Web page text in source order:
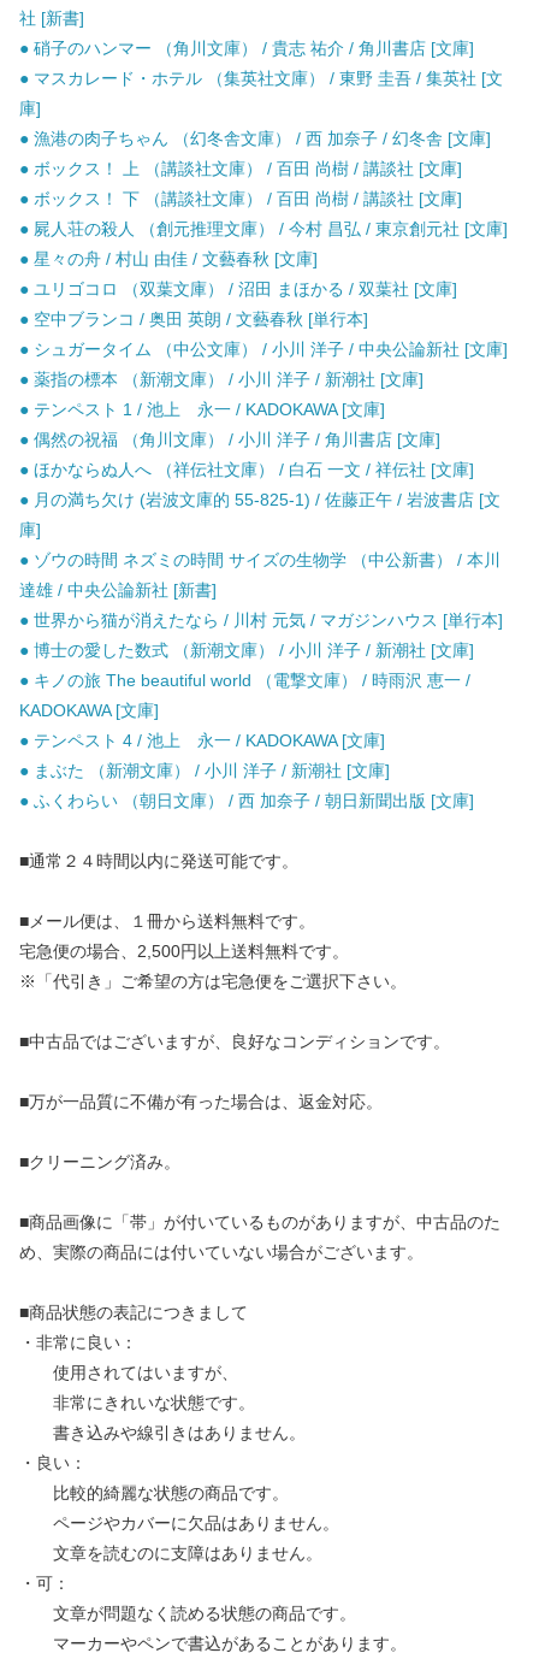
社 [新書]
● 硝子のハンマー （角川文庫） / 貴志 祐介 / 角川書店 [文庫]
● マスカレード・ホテル （集英社文庫） / 東野 圭吾 / 集英社 [文
庫]
● 漁港の肉子ちゃん （幻冬舎文庫） / 西 加奈子 / 幻冬舎 [文庫]
● ボックス！ 上 （講談社文庫） / 百田 尚樹 / 講談社 [文庫]
● ボックス！ 下 （講談社文庫） / 百田 尚樹 / 講談社 [文庫]
● 屍人荘の殺人 （創元推理文庫） / 今村 昌弘 / 東京創元社 [文庫]
● 星々の舟 / 村山 由佳 / 文藝春秋 [文庫]
● ユリゴコロ （双葉文庫） / 沼田 まほかる / 双葉社 [文庫]
● 空中ブランコ / 奥田 英朗 / 文藝春秋 [単行本]
● シュガータイム （中公文庫） / 小川 洋子 / 中央公論新社 [文庫]
● 薬指の標本 （新潮文庫） / 小川 洋子 / 新潮社 [文庫]
● テンペスト 1 / 池上 永一 / KADOKAWA [文庫]
● 偶然の祝福 （角川文庫） / 小川 洋子 / 角川書店 [文庫]
● ほかならぬ人へ （祥伝社文庫） / 白石 一文 / 祥伝社 [文庫]
● 月の満ち欠け (岩波文庫的 55-825-1) / 佐藤正午 / 岩波書店 [文
庫]
● ゾウの時間 ネズミの時間 サイズの生物学 （中公新書） / 本川
達雄 / 中央公論新社 [新書]
● 世界から猫が消えたなら / 川村 元気 / マガジンハウス [単行本]
● 博士の愛した数式 （新潮文庫） / 小川 洋子 / 新潮社 [文庫]
● キノの旅 The beautiful world （電撃文庫） / 時雨沢 恵一 /
KADOKAWA [文庫]
● テンペスト 4 / 池上 永一 / KADOKAWA [文庫]
● まぶた （新潮文庫） / 小川 洋子 / 新潮社 [文庫]
● ふくわらい （朝日文庫） / 西 加奈子 / 朝日新聞出版 [文庫]
■通常２４時間以内に発送可能です。
■メール便は、１冊から送料無料です。
宅急便の場合、2,500円以上送料無料です。
※「代引き」ご希望の方は宅急便をご選択下さい。
■中古品ではございますが、良好なコンディションです。
■万が一品質に不備が有った場合は、返金対応。
■クリーニング済み。
■商品画像に「帯」が付いているものがありますが、中古品のた
め、実際の商品には付いていない場合がございます。
■商品状態の表記につきまして
・非常に良い：
使用されてはいますが、
非常にきれいな状態です。
書き込みや線引きはありません。
・良い：
比較的綺麗な状態の商品です。
ページやカバーに欠品はありません。
文章を読むのに支障はありません。
・可：
文章が問題なく読める状態の商品です。
マーカーやペンで書込があることがあります。